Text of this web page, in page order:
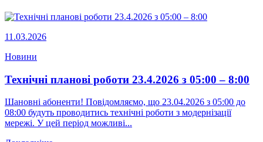
11.03.2026
Новини
Технічні планові роботи 23.4.2026 з 05:00 – 8:00
Шановні абоненти! Повідомляємо, що 23.04.2026 з 05:00 до
08:00 будуть проводитись технічні роботи з модернізації
мережі. У цей період можливі...